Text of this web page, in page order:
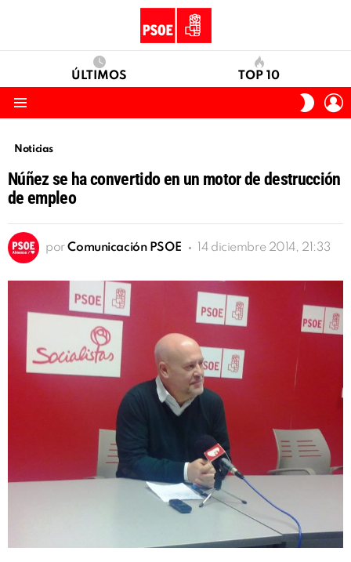
ÚLTIMOS TOP 10
SKIN
Noticias
Núñez se ha convertido en un motor de destrucción
de empleo
por Comunicación PSOE 14 diciembre 2014, 21:33